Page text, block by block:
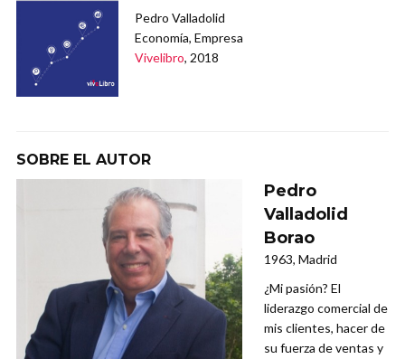
Pedro Valladolid
Economía, Empresa
Vivelibro, 2018
SOBRE EL AUTOR
Pedro
Valladolid
Borao
1963, Madrid
¿Mi pasión? El
liderazgo comercial de
mis clientes, hacer de
su fuerza de ventas y